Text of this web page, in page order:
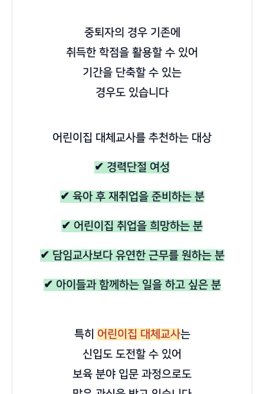
중퇴자의 경우 기존에
취득한 학점을 활용할 수 있어
기간을 단축할 수 있는
경우도 있습니다
어린이집 대체교사를 추천하는 대상
✔ 경력단절 여성
✔ 육아 후 재취업을 준비하는 분
✔ 어린이집 취업을 희망하는 분
✔ 담임교사보다 유연한 근무를 원하는 분
✔ 아이들과 함께하는 일을 하고 싶은 분
특히 어린이집 대체교사는
신입도 도전할 수 있어
보육 분야 입문 과정으로도